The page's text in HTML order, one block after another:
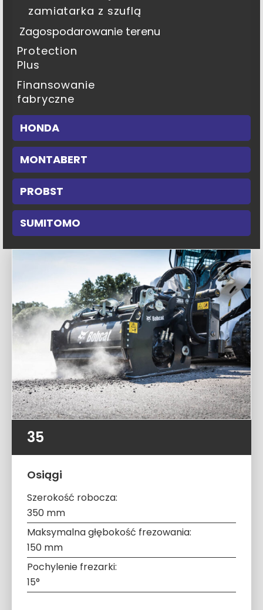
35
Osiągi
Szerokość robocza:
350 mm
Maksymalna głębokość frezowania:
150 mm
Pochylenie frezarki:
15°
zamiatarka z szuflą
Zagospodarowanie terenu
Protection
Plus
Finansowanie
fabryczne
HONDA
MONTABERT
PROBST
SUMITOMO